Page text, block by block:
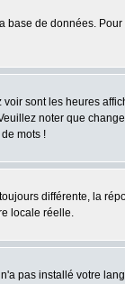
base de données.
sont les heures
noter que
mots !
différente, la
locale réelle.
pas installé votre